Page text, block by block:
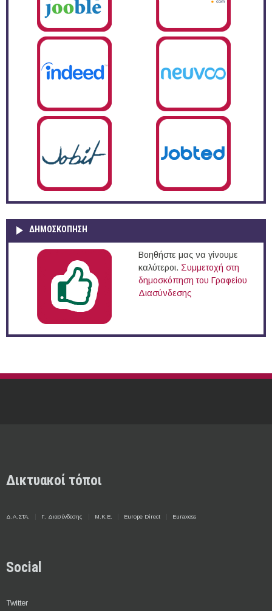
ΔΗΜΟΣΚΌΠΗΣΗ
Βοηθήστε μας να γίνουμε
καλύτεροι. Συμμετοχή στη
δημοσκόπηση του Γραφείου
Διασύνδεσης
Δικτυακοί τόποι
Δ.Α.ΣΤΑ. Γ. Διασύνδεσης Μ.Κ.Ε. Europe Direct Euraxess
Social
Twitter